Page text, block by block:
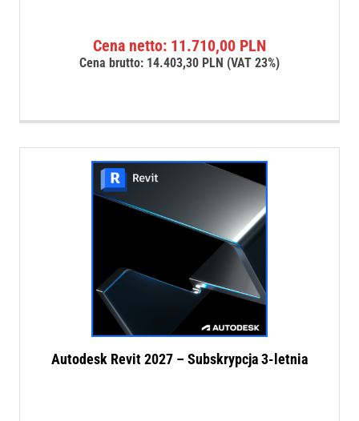
Cena netto: 11.710,00 PLN
Cena brutto: 14.403,30 PLN (VAT 23%)
Autodesk Revit 2027 – Subskrypcja 3-letnia